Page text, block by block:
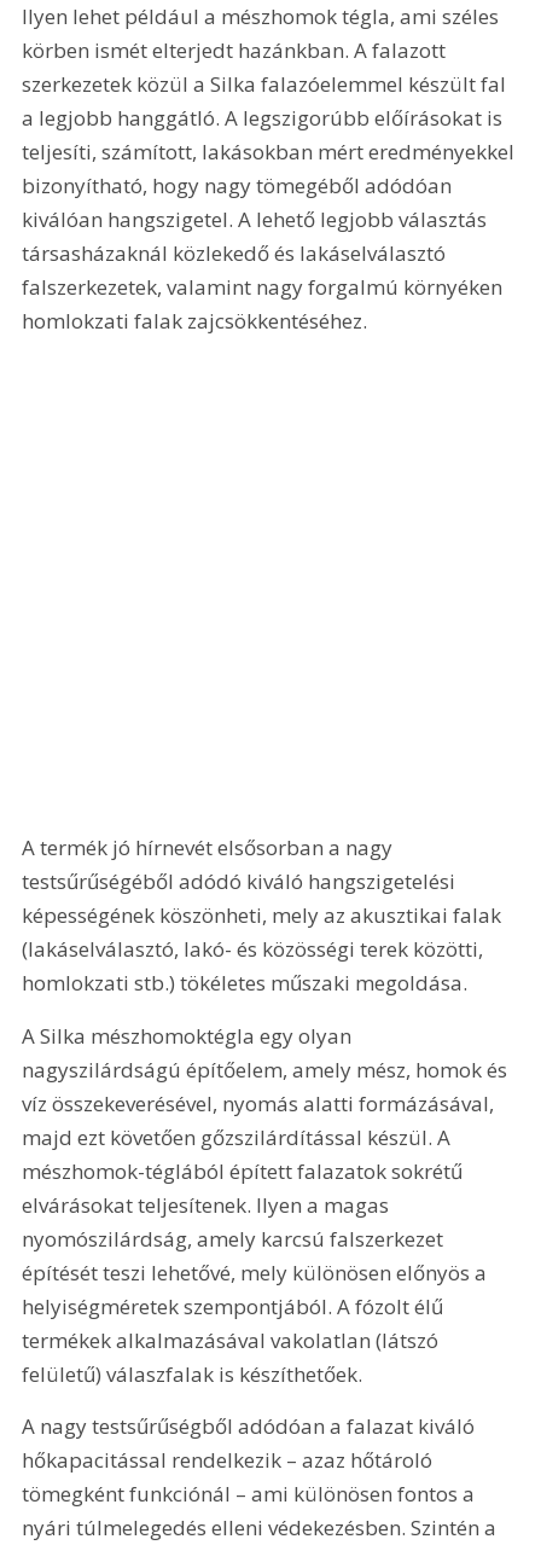
Ilyen lehet például a mészhomok tégla, ami széles
körben ismét elterjedt hazánkban. A falazott
szerkezetek közül a Silka falazóelemmel készült fal
a legjobb hanggátló. A legszigorúbb előírásokat is
teljesíti, számított, lakásokban mért eredményekkel
bizonyítható, hogy nagy tömegéből adódóan
kiválóan hangszigetel. A lehető legjobb választás
társasházaknál közlekedő és lakáselválasztó
falszerkezetek, valamint nagy forgalmú környéken
homlokzati falak zajcsökkentéséhez.
A termék jó hírnevét elsősorban a nagy
testsűrűségéből adódó kiváló hangszigetelési
képességének köszönheti, mely az akusztikai falak
(lakáselválasztó, lakó- és közösségi terek közötti,
homlokzati stb.) tökéletes műszaki megoldása.
A Silka mészhomoktégla egy olyan
nagyszilárdságú építőelem, amely mész, homok és
víz összekeverésével, nyomás alatti formázásával,
majd ezt követően gőzszilárdítással készül. A
mészhomok-téglából épített falazatok sokrétű
elvárásokat teljesítenek. Ilyen a magas
nyomószilárdság, amely karcsú falszerkezet
építését teszi lehetővé, mely különösen előnyös a
helyiségméretek szempontjából. A fózolt élű
termékek alkalmazásával vakolatlan (látszó
felületű) válaszfalak is készíthetőek.
A nagy testsűrűségből adódóan a falazat kiváló
hőkapacitással rendelkezik – azaz hőtároló
tömegként funkciónál – ami különösen fontos a
nyári túlmelegedés elleni védekezésben. Szintén a